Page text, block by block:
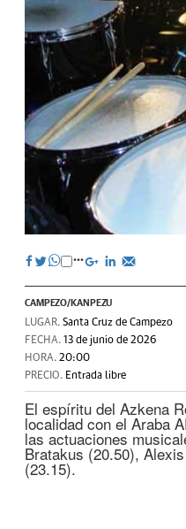
CAMPEZO/KANPEZU
LUGAR. Santa Cruz de Campezo
FECHA. 13 de junio de 2026
HORA. 20:00
PRECIO. Entrada libre
El espíritu del Azkena
localidad con el Araba
las actuaciones
Bratakus (20.50),
(23.15).